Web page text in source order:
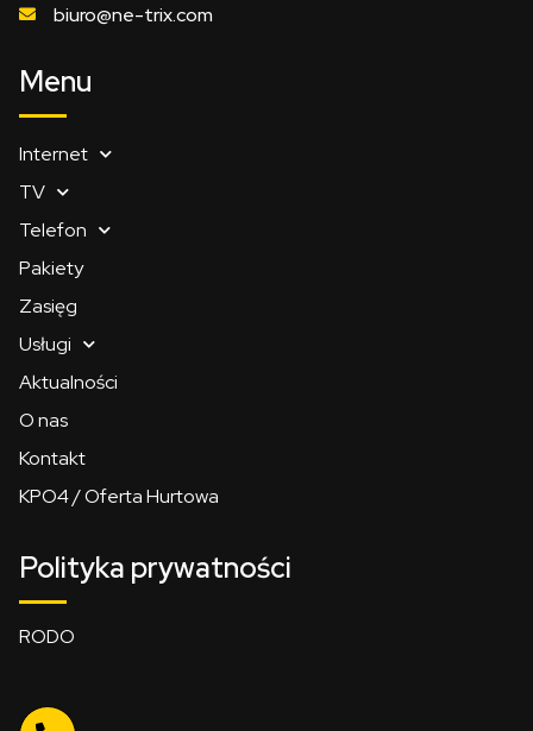
biuro@ne-trix.com
Menu
Internet
TV
Telefon
Pakiety
Zasięg
Usługi
Aktualności
O nas
Kontakt
KPO4 / Oferta Hurtowa
Polityka prywatności
RODO